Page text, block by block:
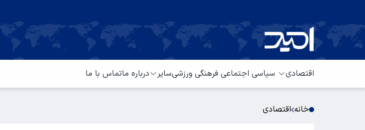
اقتصادی سیاسی اجتماعی فرهنگی ورزشیسایر درباره ماتماس با ما
خانه اقتصادی